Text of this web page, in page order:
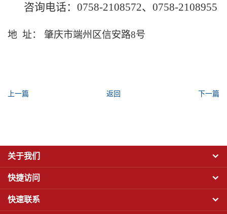
咨询电话： 0758-2108572、0758-2108955
地 址： 肇庆市端州区信安路8号
上一篇 返回 下一篇
关于我们
快捷访问
快速联系